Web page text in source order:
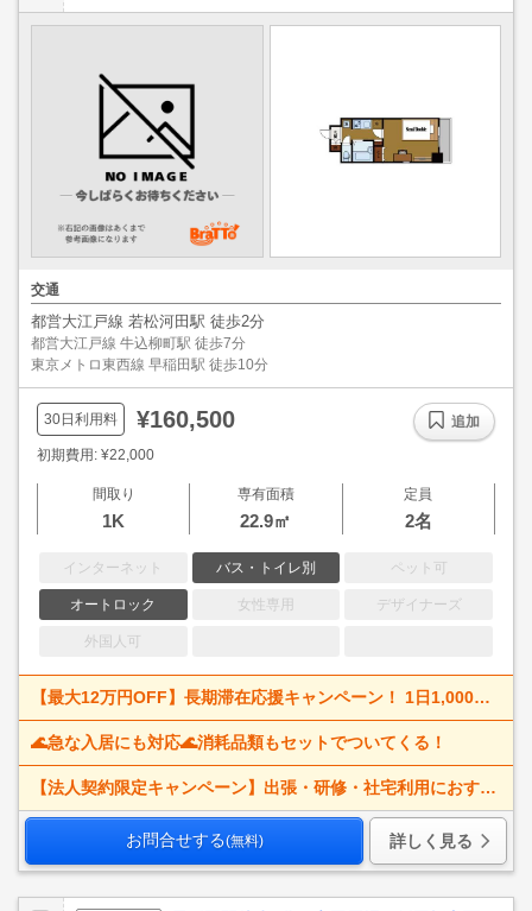
交通
都営大江戸線 若松河田駅 徒歩2分
都営大江戸線 牛込柳町駅 徒歩7分
東京メトロ東西線 早稲田駅 徒歩10分
30日利用料 ¥160,500
初期費用: ¥22,000
間取り
1K
専有面積
22.9㎡
定員
2名
インターネット バス・トイレ別 ペット可
オートロック 女性専用 デザイナーズ
外国人可
追加
【最大12万円OFF】長期滞在応援キャンペーン！ 1日1,000円割引で、出張・研修・仮住まいにもおすすめ。
🌊急な入居にも対応🌊消耗品類もセットでついてくる！
【法人契約限定キャンペーン】出張・研修・社宅利用におすすめ！
お問合せする(無料) 詳しく見る